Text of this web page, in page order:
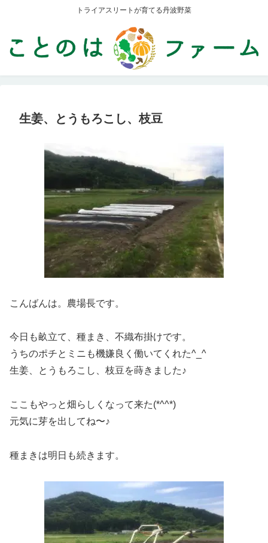
トライアスリートが育てる丹波野菜
生姜、とうもろこし、枝豆
こんばんは。農場長です。
今日も畝立て、種まき、不織布掛けです。
うちのポチとミニも機嫌良く働いてくれた^_^
生姜、とうもろこし、枝豆を蒔きました♪
ここもやっと畑らしくなって来た(*^^*)
元気に芽を出してね〜♪
種まきは明日も続きます。